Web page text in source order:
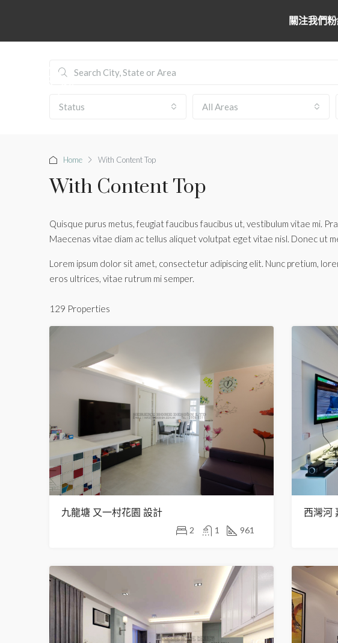
Status All Areas
Home With Content Top
With Content Top
Quisque purus metus, feugiat faucibus faucibus ut, vestibulum vitae mi.
Maecenas vitae diam ac tellus aliquet volutpat eget vitae nisl. Donec ut
Lorem ipsum dolor sit amet, consectetur adipiscing elit. Nunc pretium,
eros ultrices, vitae rutrum mi semper.
129 Properties
九龍塘 又一村花園 設計
2 1 961
西灣河
關注我們